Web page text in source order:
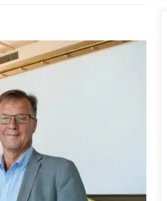
1 viikko sitten
Pia Töyli – tapaus, joka jäi osaksi
Suomen rikoshistoriaa
3 viikkoa sitten
Pamela Anderson ikä, ura ja elämä
4 viikkoa sitten